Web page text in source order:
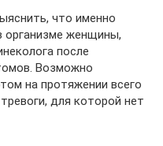
что именно
организме женщины,
после
Возможно
на протяжении всего
для которой нет